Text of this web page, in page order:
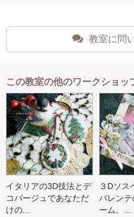
教室に問
この教室の他のワークショッ
イタリアの3D技法とデ
コパージュであなただ
けの...
３Dソス
パレンテ
ーム。...